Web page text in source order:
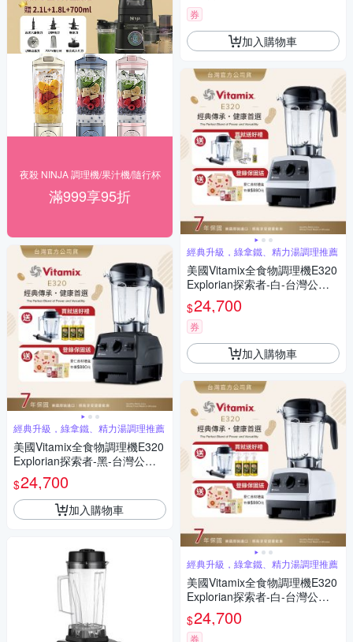
夜殺 NINJA 調理機/果汁機/隨行杯
滿999享95折
經典升級，綠拿鐵、精力湯調理推薦
美國Vitamix全食物調理機E320
Explorian探索者-黑-台灣公司
貨-陳月卿推薦【送橘寶洗淨液
3瓶】
$24,700
加入購物車
券
加入購物車
經典升級，綠拿鐵、精力湯調理推薦
美國Vitamix全食物調理機E320
Explorian探索者-白-台灣公司
貨-陳月卿推薦【送工具組】-G
L
$24,700
券
加入購物車
經典升級，綠拿鐵、精力湯調理推薦
美國Vitamix全食物調理機E320
Explorian探索者-白-台灣公司
貨-陳月卿推薦【送橘寶洗淨液
3瓶】
$24,700
券